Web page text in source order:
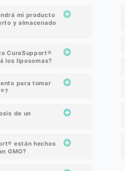
mi producto
y almacenado
CureSupport®
los liposomas?
para tomar
de un
están hechos
GMO?